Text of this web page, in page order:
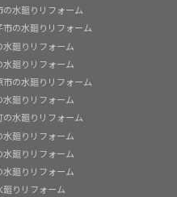
の水廻りリフォーム
市の水廻りリフォーム
水廻りリフォーム
水廻りリフォーム
市の水廻りリフォーム
水廻りリフォーム
の水廻りリフォーム
水廻りリフォーム
水廻りリフォーム
水廻りリフォーム
廻りリフォーム